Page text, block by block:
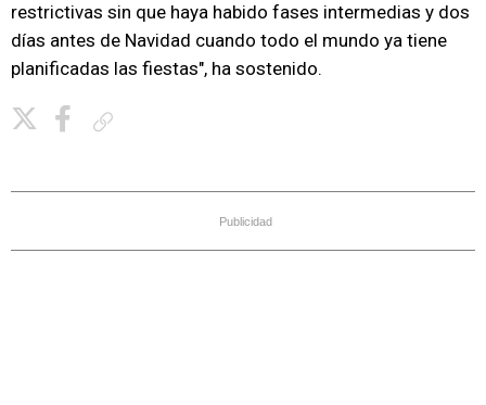
restrictivas sin que haya habido fases intermedias y dos
días antes de Navidad cuando todo el mundo ya tiene
planificadas las fiestas", ha sostenido.
Publicidad